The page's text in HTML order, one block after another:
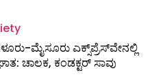
ಮೈಸೂರು ಎಕ್ಸ್​ಪ್ರೆಸ್‌ವೇನಲ್ಲಿ
ಚಾಲಕ, ಕಂಡಕ್ಟರ್ ಸಾವು